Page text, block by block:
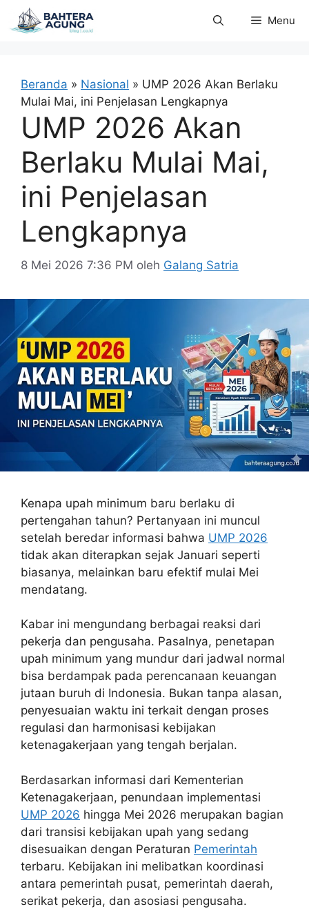
Langsung
ke
Menu
Beranda » Nasional » UMP 2026 Akan Berlaku
Mulai Mai, ini Penjelasan Lengkapnya
UMP 2026 Akan
Berlaku Mulai Mai,
ini Penjelasan
Lengkapnya
8 Mei 2026 7:36 PM oleh Galang Satria
Kenapa upah minimum baru berlaku di
pertengahan tahun? Pertanyaan ini muncul
setelah beredar informasi bahwa UMP 2026
tidak akan diterapkan sejak Januari seperti
biasanya, melainkan baru efektif mulai Mei
mendatang.
Kabar ini mengundang berbagai reaksi dari
pekerja dan pengusaha. Pasalnya, penetapan
upah minimum yang mundur dari jadwal normal
bisa berdampak pada perencanaan keuangan
jutaan buruh di Indonesia. Bukan tanpa alasan,
penyesuaian waktu ini terkait dengan proses
regulasi dan harmonisasi kebijakan
ketenagakerjaan yang tengah berjalan.
Berdasarkan informasi dari Kementerian
Ketenagakerjaan, penundaan implementasi
UMP 2026 hingga Mei 2026 merupakan bagian
dari transisi kebijakan upah yang sedang
disesuaikan dengan Peraturan Pemerintah
terbaru. Kebijakan ini melibatkan koordinasi
antara pemerintah pusat, pemerintah daerah,
serikat pekerja, dan asosiasi pengusaha.